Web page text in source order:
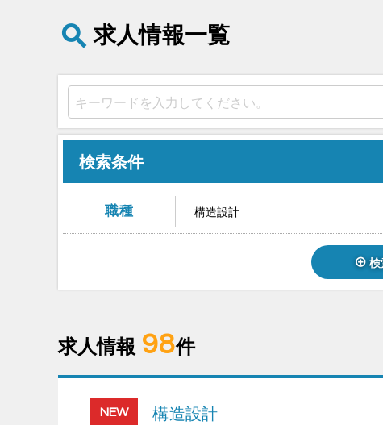
求人情報一覧
検索条件
職種 構造設計
求人情報 98件
NEW 構造設計